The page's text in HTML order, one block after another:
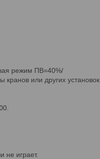
режим ПВ=40%/
или других установок
не играет.